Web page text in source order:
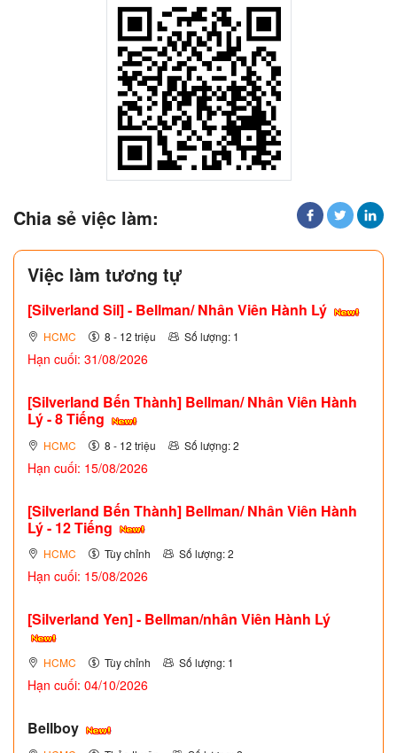
Chia sẻ việc làm:
Việc làm tương tự
[Silverland Sil] - Bellman/ Nhân Viên Hành Lý
HCMC 8 - 12 triệu Số lượng: 1
Hạn cuối: 31/08/2026
[Silverland Bến Thành] Bellman/ Nhân Viên Hành
Lý - 8 Tiếng
HCMC 8 - 12 triệu Số lượng: 2
Hạn cuối: 15/08/2026
[Silverland Bến Thành] Bellman/ Nhân Viên Hành
Lý - 12 Tiếng
HCMC Tùy chỉnh Số lượng: 2
Hạn cuối: 15/08/2026
[Silverland Yen] - Bellman/nhân Viên Hành Lý
HCMC Tùy chỉnh Số lượng: 1
Hạn cuối: 04/10/2026
Bellboy